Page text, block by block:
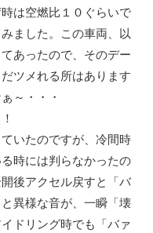
は空燃比１０ぐらいで
ました。この車両、以
あったので、そのデー
ツメれる所はあります
～・・・
いたのですが、冷間時
時には判らなかったの
後アクセル戻すと「バ
異様な音が、一瞬「壊
ドリング時でも「バァ